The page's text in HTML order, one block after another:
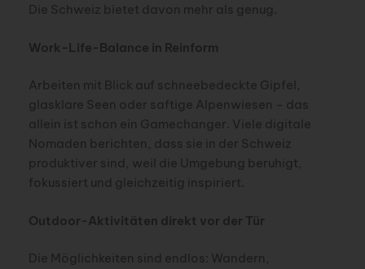
Die Schweiz bietet davon mehr als genug.
Work-Life-Balance in Reinform
Arbeiten mit Blick auf schneebedeckte Gipfel,
glasklare Seen oder saftige Alpenwiesen – das
allein ist schon ein Gamechanger. Viele digitale
Nomaden berichten, dass sie in der Schweiz
produktiver sind, weil die Umgebung beruhigt,
fokussiert und gleichzeitig inspiriert.
Outdoor-Aktivitäten direkt vor der Tür
Die Möglichkeiten sind endlos: Wandern,